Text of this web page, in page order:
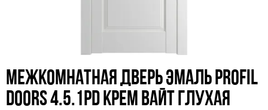
Межкомнатная дверь эмаль Profil
Doors 4.5.1PD крем вайт глухая